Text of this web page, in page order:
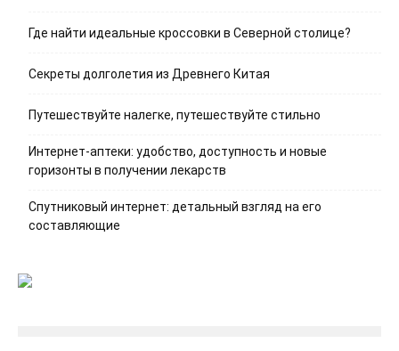
Где найти идеальные кроссовки в Северной столице?
Секреты долголетия из Древнего Китая
Путешествуйте налегке, путешествуйте стильно
Интернет-аптеки: удобство, доступность и новые
горизонты в получении лекарств
Спутниковый интернет: детальный взгляд на его
составляющие